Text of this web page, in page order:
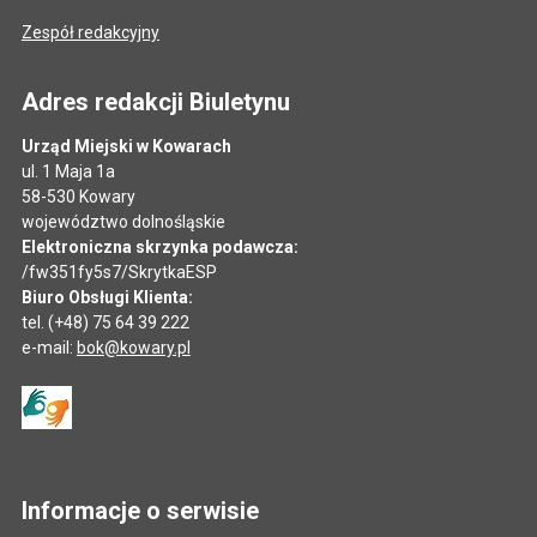
Zespół redakcyjny
Adres redakcji Biuletynu
Urząd Miejski w Kowarach
ul. 1 Maja 1a
58-530 Kowary
województwo dolnośląskie
Elektroniczna skrzynka podawcza:
/fw351fy5s7/SkrytkaESP
Biuro Obsługi Klienta:
tel. (+48) 75 64 39 222
e-mail: bok@kowary.pl
Informacje o serwisie